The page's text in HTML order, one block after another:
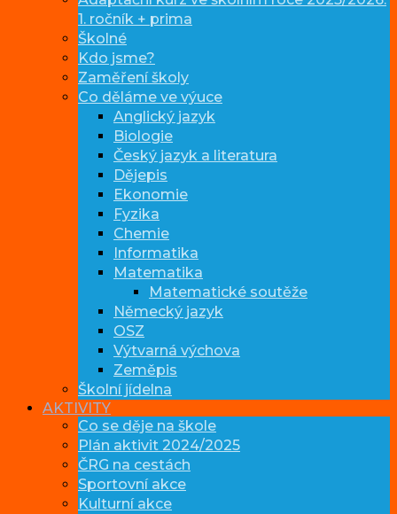
1. ročník + prima
Školné
Kdo jsme?
Zaměření školy
Co děláme ve výuce
Anglický jazyk
Biologie
Český jazyk a literatura
Dějepis
Ekonomie
Fyzika
Chemie
Informatika
Matematika
Matematické soutěže
Německý jazyk
OSZ
Výtvarná výchova
Zeměpis
Školní jídelna
AKTIVITY
Co se děje na škole
Plán aktivit 2024/2025
ČRG na cestách
Sportovní akce
Kulturní akce